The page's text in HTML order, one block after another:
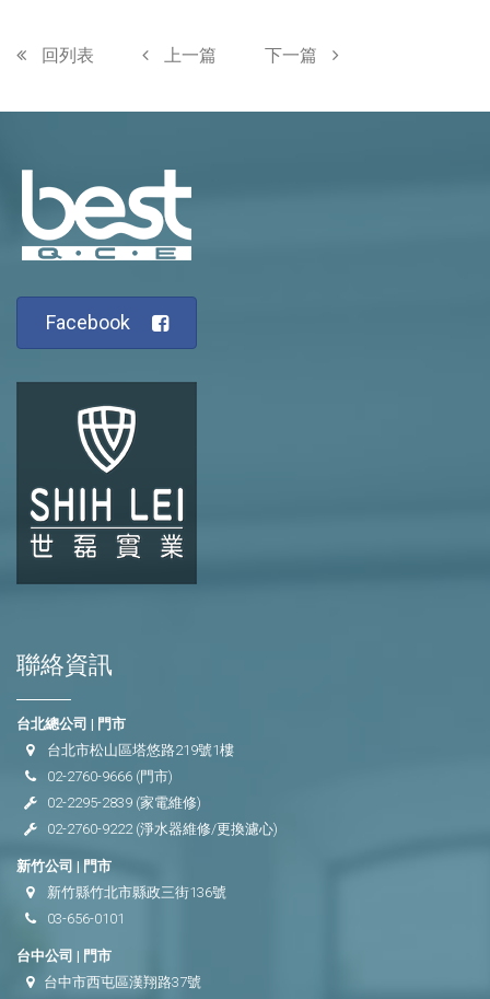
回列表 上一篇 下一篇
Facebook
聯絡資訊
台北總公司 | 門市
台北市松山區塔悠路219號1樓
02-2760-9666 (門市)
02-2295-2839 (家電維修)
02-2760-9222(淨水器維修/更換濾心)
新竹公司 | 門市
新竹縣竹北市縣政三街136號
03-656-0101
台中公司 | 門市
台中市西屯區漢翔路37號